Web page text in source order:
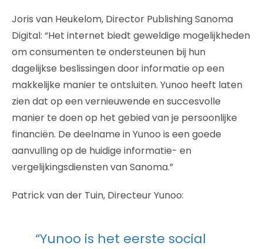
Joris van Heukelom, Director Publishing Sanoma
Digital: “Het internet biedt geweldige mogelijkheden
om consumenten te ondersteunen bij hun
dagelijkse beslissingen door informatie op een
makkelijke manier te ontsluiten. Yunoo heeft laten
zien dat op een vernieuwende en succesvolle
manier te doen op het gebied van je persoonlijke
financiën. De deelname in Yunoo is een goede
aanvulling op de huidige informatie- en
vergelijkingsdiensten van Sanoma.”
Patrick van der Tuin, Directeur Yunoo:
“Yunoo is het eerste social